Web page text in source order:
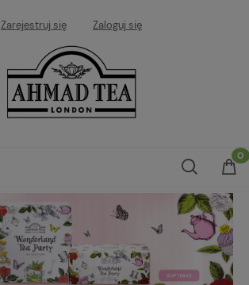
Zarejestruj się Zaloguj się